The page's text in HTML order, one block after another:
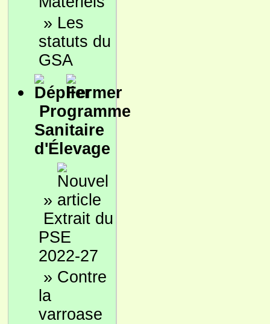
» Les
statuts du
GSA
Programme
Sanitaire
d'Élevage
»
Extrait du
PSE
2022-27
» Contre
la
varroase